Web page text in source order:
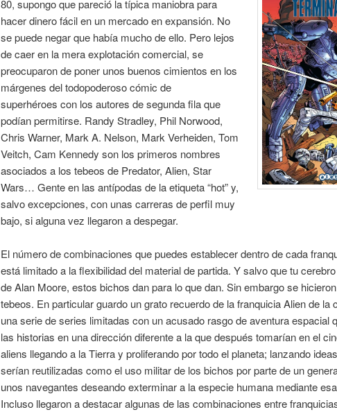
80, supongo que pareció la típica maniobra para
hacer dinero fácil en un mercado en expansión. No
se puede negar que había mucho de ello. Pero lejos
de caer en la mera explotación comercial, se
preocuparon de poner unos buenos cimientos en los
márgenes del todopoderoso cómic de
superhéroes con los autores de segunda fila que
podían permitirse. Randy Stradley, Phil Norwood,
Chris Warner, Mark A. Nelson, Mark Verheiden, Tom
Veitch, Cam Kennedy son los primeros nombres
asociados a los tebeos de Predator, Alien, Star
Wars… Gente en las antípodas de la etiqueta “hot” y,
salvo excepciones, con unas carreras de perfil muy
bajo, si alguna vez llegaron a despegar.
El número de combinaciones que puedes establecer dentro de cada
está limitado a la flexibilidad del material de partida. Y salvo que tu
de Alan Moore, estos bichos dan para lo que dan. Sin embargo se
tebeos. En particular guardo un grato recuerdo de la franquicia Alien de la
una serie de series limitadas con un acusado rasgo de aventura espacial
las historias en una dirección diferente a la que después tomarían en el
aliens llegando a la Tierra y proliferando por todo el planeta; lanzando
serían reutilizadas como el uso militar de los bichos por parte de un
unos navegantes deseando exterminar a la especie humana mediante
Incluso llegaron a destacar algunas de las combinaciones entre